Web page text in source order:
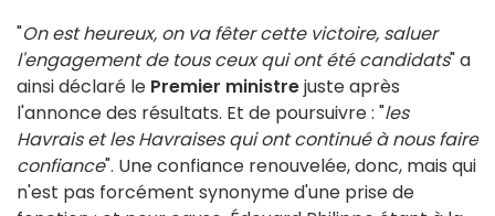
"On est heureux, on va fêter cette victoire, saluer
l'engagement de tous ceux qui ont été candidats" a
ainsi déclaré le Premier ministrejuste après
l'annonce des résultats. Et de poursuivre : "les
Havrais et les Havraises qui ont continué à nous faire
confiance". Une confiance renouvelée, donc, mais qui
n'est pas forcément synonyme d'une prise de